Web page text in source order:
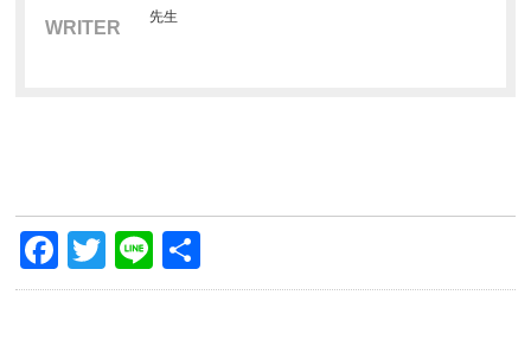
WRITER
先生
Facebook
Twitter
Line
有